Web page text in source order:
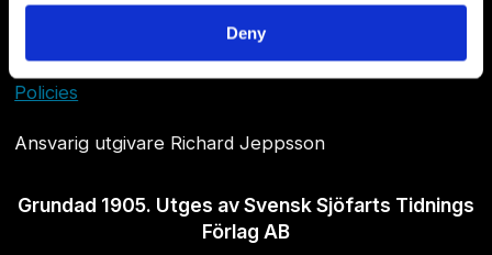
Deny
Policies
Ansvarig utgivare Richard Jeppsson
Grundad 1905. Utges av Svensk Sjöfarts Tidnings
Förlag AB